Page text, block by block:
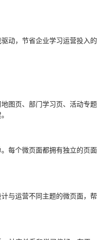
动，节省企业学习运营投入的
图页、部门学习页、活动专题
每个微页面都拥有独立的页面
与运营不同主题的微页面，帮